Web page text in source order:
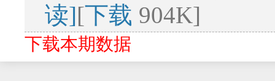
读][下载 904K]
下载本期数据